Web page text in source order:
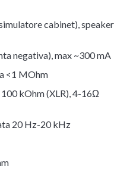
cabinet), speaker
negativa), max ~300 mA
<1 MOhm
kOhm (XLR), 4-16Ω
20 Hz-20 kHz